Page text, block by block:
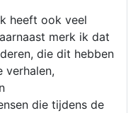
heeft ook veel
merk ik dat
die dit hebben
verhalen,
die tijdens de